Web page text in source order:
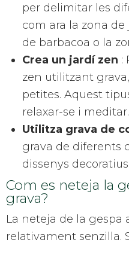
per delimitar les
com ara la zona
de barbacoa o la
Crea un jardí zen :
zen utilitzant
petites. Aquest
relaxar-se i meditar.
Utilitza grava de
grava de diferents
dissenys
Com es neteja la
grava?
La neteja de la gespa
relativament senzilla.